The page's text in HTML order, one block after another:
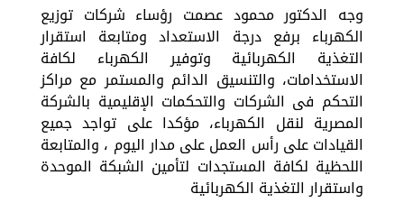
وجه الدكتور محمود عصمت رؤساء شركات توزيع
الكهرباء برفع درجة الاستعداد ومتابعة استقرار
التغذية الكهربائية وتوفير الكهرباء لكافة
الاستخدامات، والتنسيق الدائم والمستمر مع مراكز
التحكم فى الشركات والتحكمات الإقليمية بالشركة
المصرية لنقل الكهرباء، مؤكدا على تواجد جميع
القيادات على رأس العمل على مدار اليوم ، والمتابعة
اللحظية لكافة المستجدات لتأمين الشبكة الموحدة
واستقرار التغذية الكهربائية